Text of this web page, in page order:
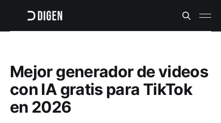
Mejor generador de videos
con IA gratis para TikTok
en 2026